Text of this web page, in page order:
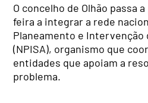
O concelho de Olhão passa
feira a integrar a rede
Planeamento e Intervenção
(NPISA), organismo que
entidades que apoiam a
problema.